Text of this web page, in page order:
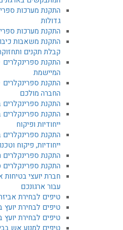
התקנת מערכות
גדולות
התקנת מערכות
התקנת משאבות
קבלת תקנים
התקנת
המיישמת
התקנת ספרינקלרים
החברה מולכם
התקנת ספרינקלרים
התקנת ספרינקלרים
ייחודיות ופיקוח
התקנת ספרינקלרים
ייחודיות, פיקוח
התקנת
התקנת ספרינקלרים
חברת יועצי
עבור ארגונכם
טיפים לבחירת
טיפים לבחירת
טיפים לבחירת